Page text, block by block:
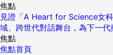
焦點
見證「A Heart for Science女
域、跨世代對話舞台，為下一
焦點
焦點首頁